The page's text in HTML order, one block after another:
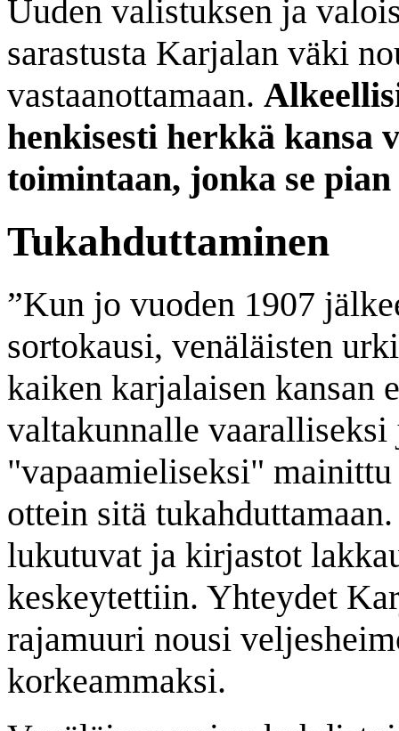
Uuden valistuksen ja
sarastusta Karjalan väki
vastaanottamaan.
henkisesti herkkä kansa
toimintaan, jonka se pian
Tukahduttaminen
”Kun jo vuoden 1907
sortokausi, venäläisten
kaiken karjalaisen kansan
valtakunnalle vaaralliseksi
"vapaamieliseksi"
ottein sitä
lukutuvat ja kirjastot
keskeytettiin. Yhteydet
rajamuuri nousi
korkeammaksi.